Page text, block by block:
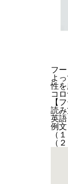
フ
よっ
性
コ
【
読み
英
例文
（
（